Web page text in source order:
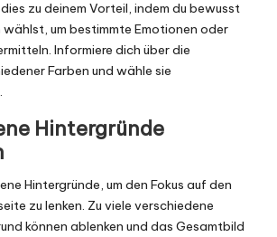
zu deinem Vorteil, indem du bewusst
um bestimmte Emotionen oder
Informiere dich über die
Farben und wähle sie
Hintergründe
Hintergründe, um den Fokus auf den
zu lenken. Zu viele verschiedene
können ablenken und das Gesamtbild